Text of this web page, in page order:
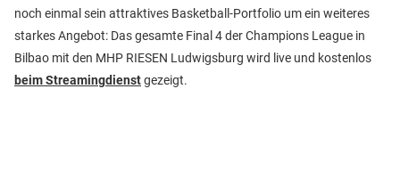
noch einmal sein attraktives Basketball-Portfolio um ein weiteres
starkes Angebot: Das gesamte Final 4 der Champions League in
Bilbao mit den MHP RIESEN Ludwigsburg wird live und kostenlos
beim Streamingdienstgezeigt.